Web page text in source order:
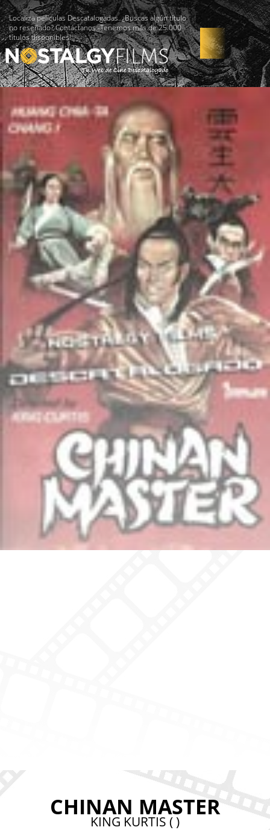
Localiza películas Descatalogadas. ¿Buscas algún título
no reseñado? Contáctanos -Tenemos más de 25.000
títulos disponibles!
CHINAN MASTER
KING KURTIS ( )